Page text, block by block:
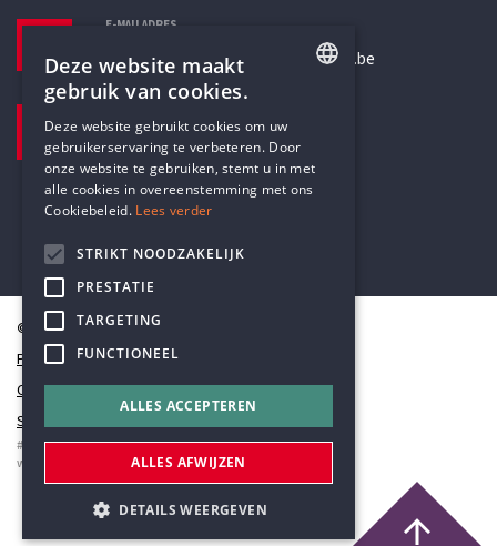
E-MAILADRES
secretariaat@humanistischverbond.be
Pottenbrug 4
Antwerpen, 2000
© Humanistisch Verbond 2026
Privacy
Cookiestatement
Sitemap
#codedwithlove byCodelines
webapplicaties
mobiele apps&maatwerk websites
DUTCH
Deze website maakt
gebruik van cookies.
Deze website gebruikt cookies om uw
gebruikerservaring te verbeteren. Door
onze website te gebruiken, stemt u in met
alle cookies in overeenstemming met ons
Cookiebeleid. Lees verder
STRIKT NOODZAKELIJK
PRESTATIE
TARGETING
FUNCTIONEEL
ALLES ACCEPTEREN
ALLES AFWIJZEN
DETAILS WEERGEVEN